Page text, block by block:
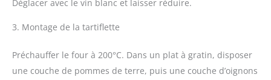
Déglacer avec le vin blanc et laisser réduire.
3. Montage de la tartiflette
Préchauffer le four à 200°C. Dans un plat à gratin, disposer
une couche de pommes de terre, puis une couche d’oignons